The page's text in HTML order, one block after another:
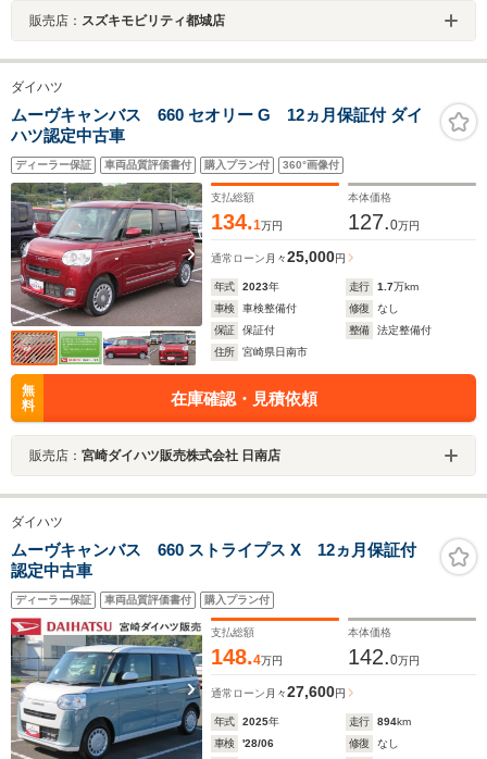
販売店： スズキモビリティ都城店
ダイハツ
ムーヴキャンバス 660 セオリー G 12ヵ月保証付 ダイ
ハツ認定中古車
ディーラー保証 車両品質評価書付 購入プラン付 360°画像付
支払総額
134.1万円
本体価格
127.0万円
通常ローン 月々25,000円
年式 2023年 走行 1.7万km
車検
車検整備付 修復
なし
保証
保証付 整備
法定整備付
住所
宮崎県日南市
無
料
在庫確認・見積依頼
販売店： 宮崎ダイハツ販売株式会社 日南店
ダイハツ
ムーヴキャンバス 660 ストライプス X 12ヵ月保証付
認定中古車
ディーラー保証 車両品質評価書付 購入プラン付
支払総額
148.4万円
本体価格
142.0万円
通常ローン 月々27,600円
年式 2025年 走行 894km
車検
'28/06 修復 なし